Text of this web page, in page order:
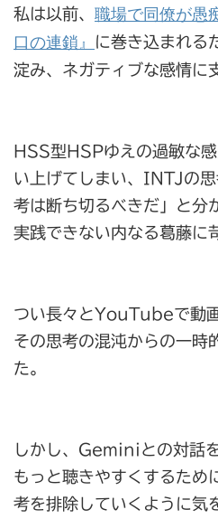
私は以前、 職場で同僚が愚
口の連鎖』
に巻き込まれる
淀み、ネガティブな感情に
HSS型HSPゆえの過敏な
い上げてしまい、INTJの
考は断ち切るべきだ」と分
実践できない内なる葛藤に
つい長々とYouTubeで動
その思考の混沌からの一時
た。
しかし、Geminiとの対話
もっと聴きやすくするため
考を排除していくように気